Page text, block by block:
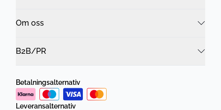
Om oss
B2B/PR
Betalningsalternativ
Leveransalternativ